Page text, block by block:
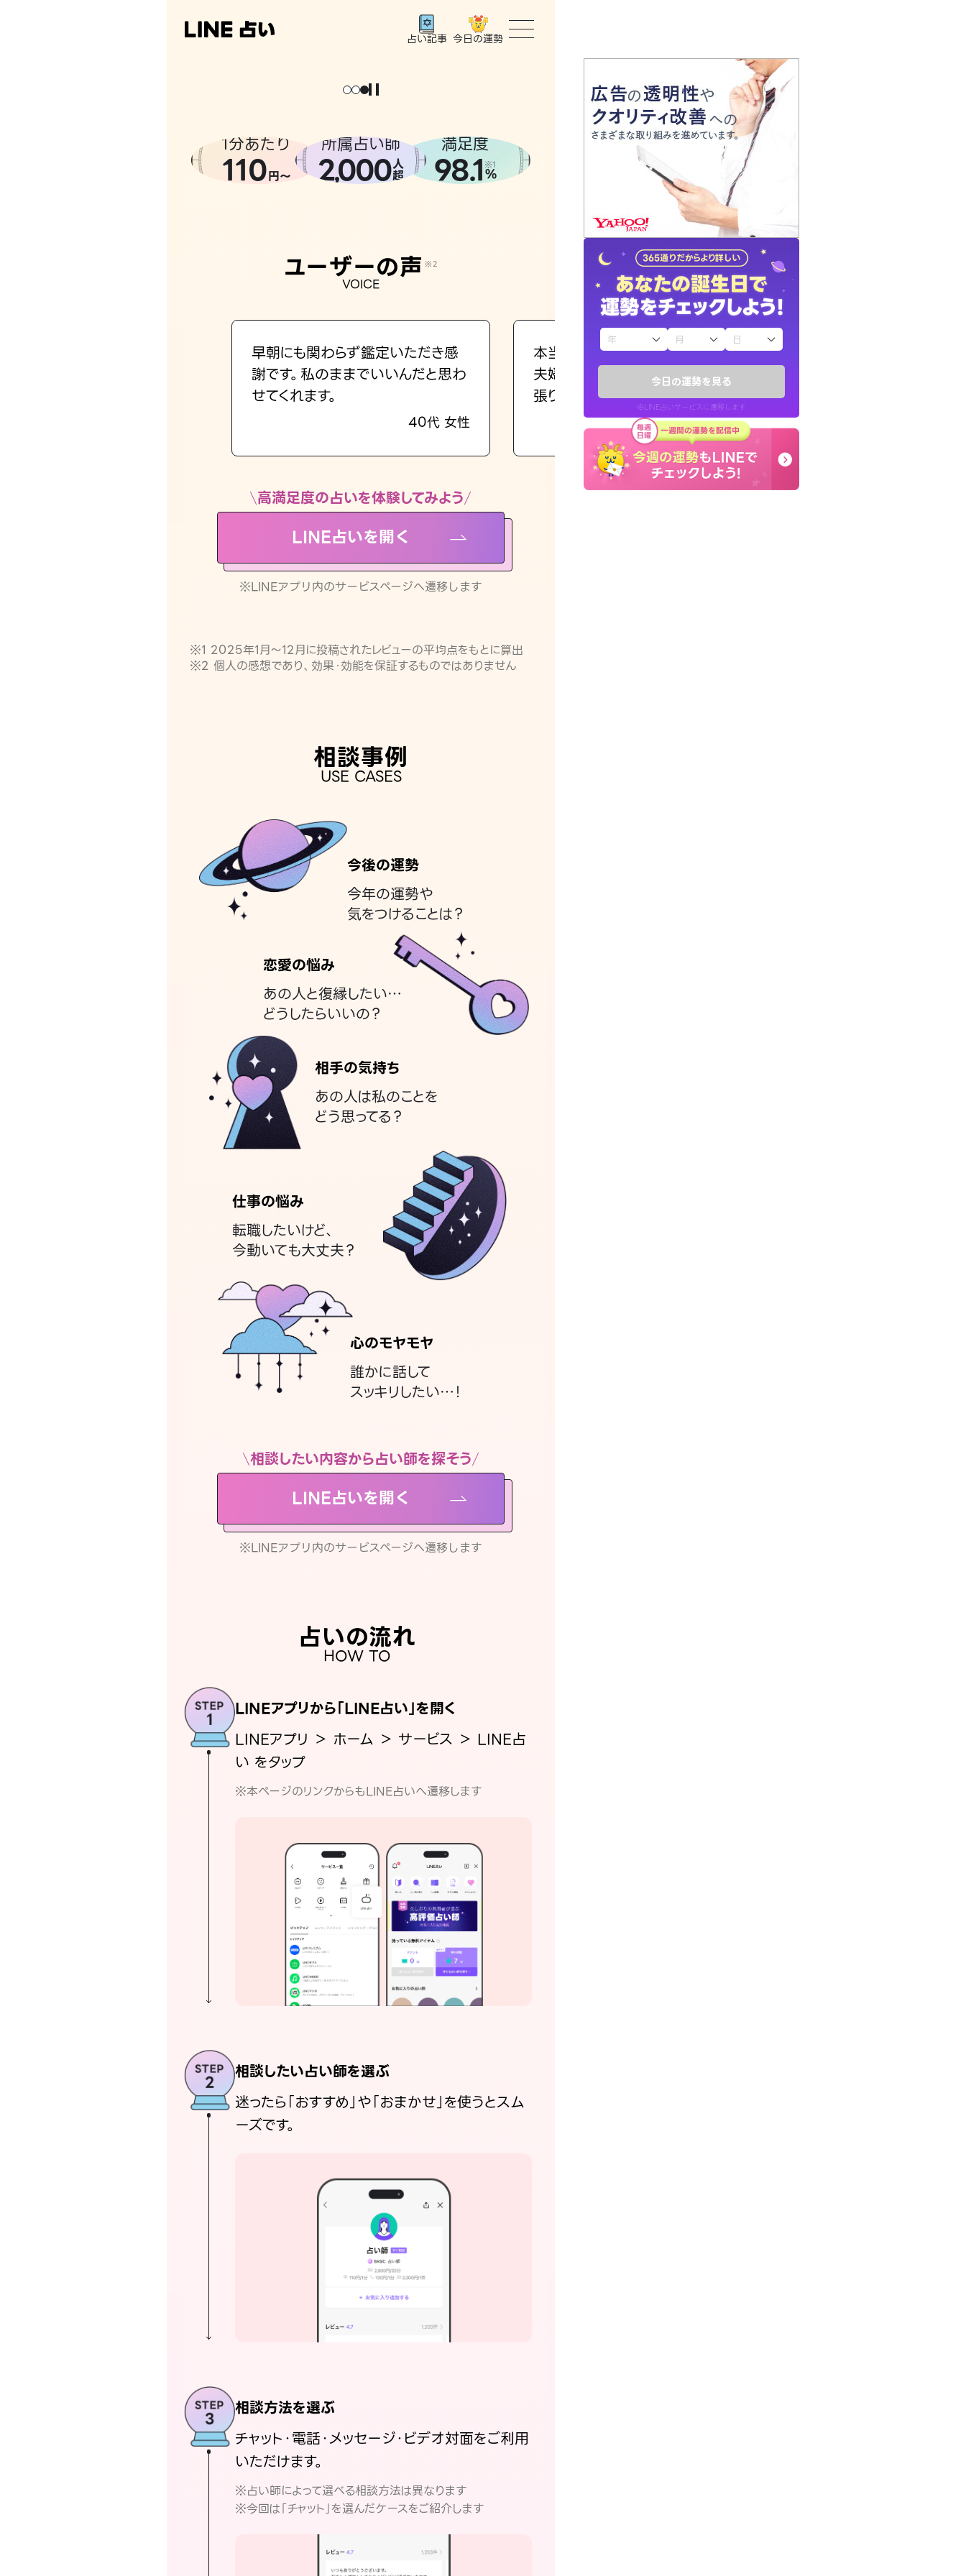
今日の運勢を見る
※LINE占いサービスに遷移します
占い記事 今日の運勢
トップ
ユーザーの声
占いの流れ
おすすめの占い師
よくある質問
えもじの子（占）12星座占い
お知らせ
1分あたり
110円〜
所属占い師
2,000人
超
満足度
98.1 ※1
%
ユーザーの声 ※2
VOICE
早朝にも関わらず鑑定いただき感
謝です。私のままでいいんだと思わ
せてくれます。
40代 女性
本当に相談してよかったです。今は
夫婦で乗り越える時期ですね。頑
張ります！
30代 女性
高満足度の占いを体験してみよう
LINE占いを開く
※LINEアプリ内のサービスページへ遷移します
※1 2025年1月〜12月に投稿されたレビューの平均点をもとに算出
※2 個人の感想であり、効果・効能を保証するものではありません
相談事例
USE CASES
今後の運勢
今年の運勢や
気をつけることは？
恋愛の悩み
あの人と復縁したい…
どうしたらいいの？
相手の気持ち
あの人は私のことを
どう思ってる？
仕事の悩み
転職したいけど、
今動いても大丈夫？
心のモヤモヤ
誰かに話して
スッキリしたい…！
相談したい内容から占い師を探そう
LINE占いを開く
※LINEアプリ内のサービスページへ遷移します
占いの流れ
HOW TO
LINEアプリから「LINE占い」を開く
LINEアプリ ＞ ホーム ＞ サービス ＞ LINE占
い をタップ
※本ページのリンクからもLINE占いへ遷移します
相談したい占い師を選ぶ
迷ったら「おすすめ」や「おまかせ」を使うとスム
ーズです。
相談方法を選ぶ
チャット・電話・メッセージ・ビデオ対面をご利用
いただけます。
※占い師によって選べる相談方法は異なります
※今回は「チャット」を選んだケースをご紹介します